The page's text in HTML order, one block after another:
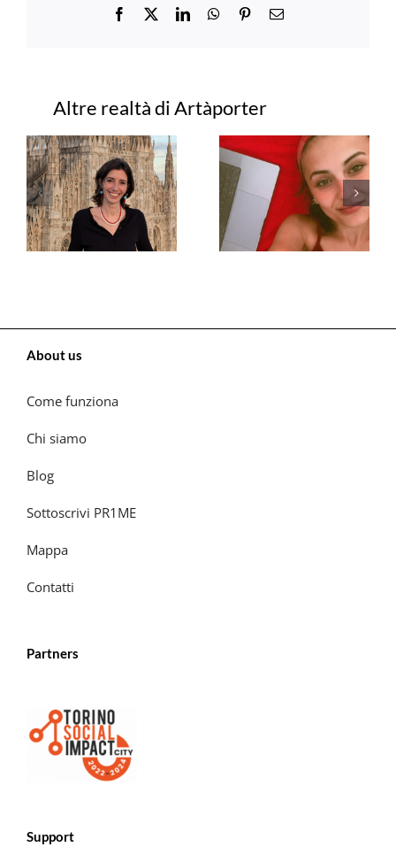
Facebook LinkedInWhatsApp
PinterestEmail
Progetti correlati
About us
Come funziona
Chi siamo
Blog
Sottoscrivi PR1ME
Mappa
Contatti
Partners
Support